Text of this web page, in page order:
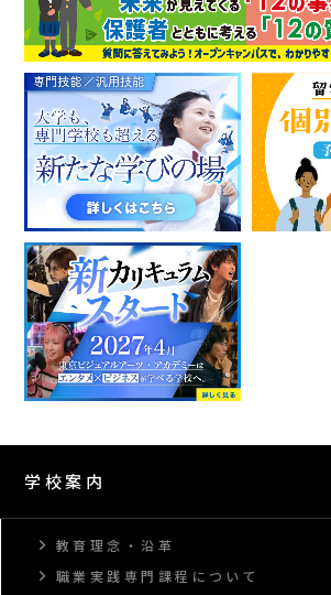
学校案内
教育理念・沿革
職業実践専門課程について